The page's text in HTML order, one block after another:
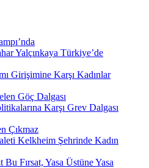
Yalçınkaya Türkiye’de
Girişimine Karşı Kadınlar
Göç Dalgası
Karşı Grev Dalgası
Çıkmaz
Kelkheim Şehrinde Kadın
Bu Fırsat, Yasa Üstüne Yasa